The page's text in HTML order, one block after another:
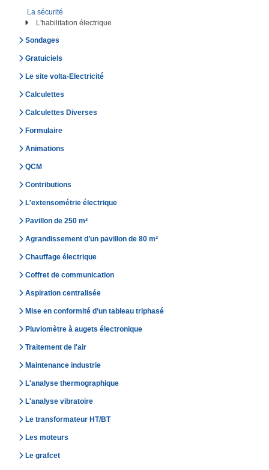
La sécurité
L'habilitation électrique
Sondages
Gratuiciels
Le site volta-Electricité
Calculettes
Calculettes Diverses
Formulaire
Animations
QCM
Contributions
L'extensométrie électrique
Pavillon de 250 m²
Agrandissement d’un pavillon de 80 m²
Chauffage électrique
Coffret de communication
Aspiration centralisée
Mise en conformité d’un tableau triphasé
Pluviomètre à augets électronique
Traitement de l'air
Maintenance industrie
L'analyse thermographique
L'analyse vibratoire
Le transformateur HT/BT
Les moteurs
Le grafcet